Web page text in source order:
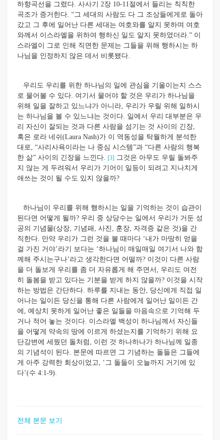
하향곡선을 그렸다. 사사기 2장 10-11절에서 들리는 칙칙한
곡조가 증거한다. “그 세대의 사람도 다 그 조상들에게로 돌아
갔고 그 후에 일어난 다른 세대는 여호와를 알지 못하며 여호
와께서 이스라엘을 위하여 행하신 일도 알지 못하였더라.” 이
스라엘이 그로 인해 직면한 문제는 그들을 위해 행하시는 하
나님을 인정하지 않은 데서 비롯됐다.
우리도 우리를 위한 하나님의 일에 관심을 기울이는지 스스
로 물어볼 수 있다. 여기서 물어야 할 것은 우리가 하나님을
위해 일을 잘하고 있느냐가 아니라, 우리가 우릴 위해 일하시
는 하나님을 볼 수 있느냐는 것이다. 일에서 우리 대부분은 우
리 자신이 잘되는 것과 다른 사람을 섬기는 것 사이의 긴장,
혹은 로라 네쉬(Laura Nash)가 이 역동성을 탁월하게 분석한
대로, “사리사욕이라는 나 중심 시스템”과 “다른 사람의 행복
한 삶” 사이의 긴장을 느낀다. [3] 그것은 아무도 우릴 돌봐주
지 않는 게 두려워서 우리가 기어이 일등이 되려고 지나치게
애쓰는 것이 될 수도 있지 않을까?
하나님이 우리를 위해 행하시는 일을 기억하는 것이 습관이
된다면 어떻게 될까? 우리 중 상당수는 일에서 우리가 거둔 성
공의 기념물(상장, 기념패, 사진, 훈장, 자격증 같은 것)을 간
직한다. 만약 우리가 그런 것을 볼 때마다 ‘내가 마땅히 얻을
걸 가진 거야’라기 보다는 ‘하나님이 매일매일 여기서 나와 함
께해 주시는구나’라고 생각한다면 어떨까? 이것이 다른 사람
을 더 돌보게 우리를 좀 더 자유롭게 해 주면서, 우리도 여전
히 돌봄을 받고 있다는 기분을 받게 하지 않을까? 이것을 시작
하는 방법은 간단하다. 하루를 지내는 동안, 당신에게 직접 일
어나는 일이든 당신을 통해 다른 사람에게 일어난 일이든 간
에, 예상치 못하게 일어난 좋은 일들을 마음속으로 기억해 두
거나 적어 놓는 것이다. 이스라엘 백성이 하나님께서 자신들
을 어떻게 약속의 땅에 이르게 하셨는지를 기억하기 위해 요
단강변에 세웠던 돌처럼, 이런 것 하나하나가 하나님께 일종
의 기념석이 된다. 본문에 따르면 그 기념하는 돌들은 그들에
게 아주 강력한 회상이었고, ‘그 돌들이 오늘까지 거기에 있
다’(수 4:1-9).
전체 본문 보기